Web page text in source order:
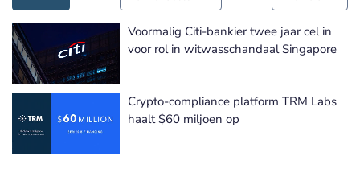
Voormalig Citi-bankier twee jaar cel in
voor rol in witwasschandaal Singapore
Crypto-compliance platform TRM Labs
haalt $60 miljoen op